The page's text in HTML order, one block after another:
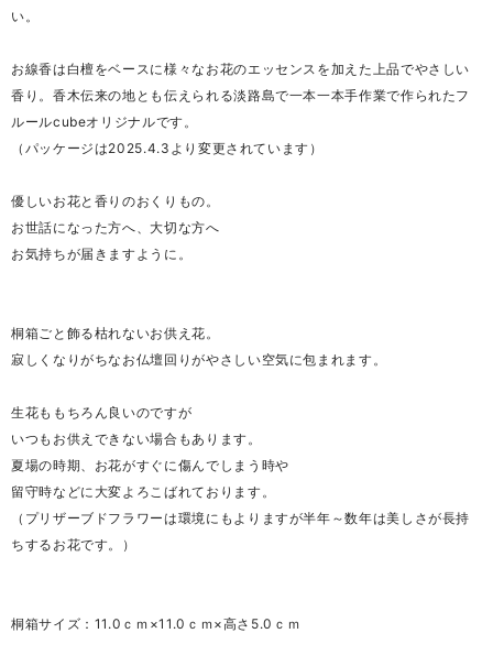
い。
お線香は白檀をベースに様々なお花のエッセンスを加えた上品でやさしい
香り。香木伝来の地とも伝えられる淡路島で一本一本手作業で作られたフ
ルールcubeオリジナルです。
（パッケージは2025.4.3より変更されています）
優しいお花と香りのおくりもの。
お世話になった方へ、大切な方へ
お気持ちが届きますように。
桐箱ごと飾る枯れないお供え花。
寂しくなりがちなお仏壇回りがやさしい空気に包まれます。
生花ももちろん良いのですが
いつもお供えできない場合もあります。
夏場の時期、お花がすぐに傷んでしまう時や
留守時などに大変よろこばれております。
（プリザーブドフラワーは環境にもよりますが半年～数年は美しさが長持
ちするお花です。）
桐箱サイズ：11.0ｃｍ×11.0ｃｍ×高さ5.0ｃｍ